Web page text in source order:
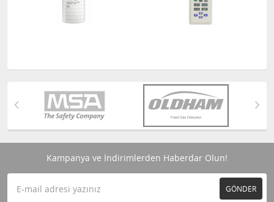
Kampanya ve İndirimlerden Haberdar Olun!
GÖNDER